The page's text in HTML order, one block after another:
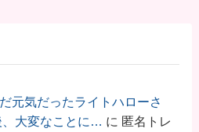
元気だったライトハローさ
大変なことに…
に 匿名トレ